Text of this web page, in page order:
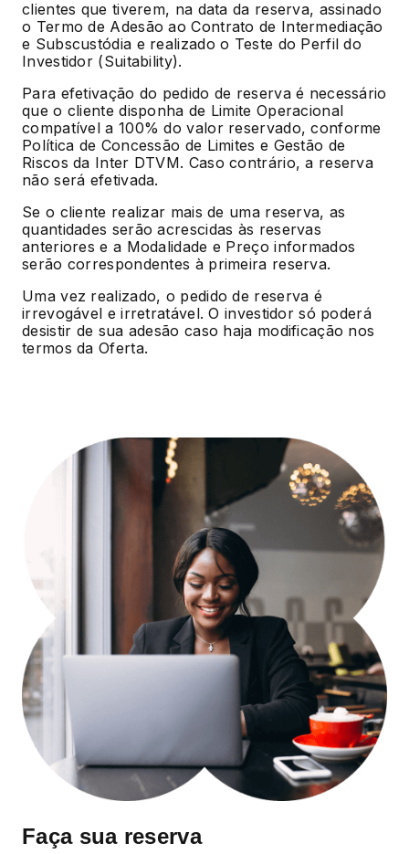
clientes que tiverem, na data da reserva, assinado
o Termo de Adesão ao Contrato de Intermediação
e Subscustódia e realizado o Teste do Perfil do
Investidor (Suitability).
Para efetivação do pedido de reserva é necessário
que o cliente disponha de Limite Operacional
compatível a 100% do valor reservado, conforme
Política de Concessão de Limites e Gestão de
Riscos da Inter DTVM. Caso contrário, a reserva
não será efetivada.
Se o cliente realizar mais de uma reserva, as
quantidades serão acrescidas às reservas
anteriores e a Modalidade e Preço informados
serão correspondentes à primeira reserva.
Uma vez realizado, o pedido de reserva é
irrevogável e irretratável. O investidor só poderá
desistir de sua adesão caso haja modificação nos
termos da Oferta.
Faça sua reserva